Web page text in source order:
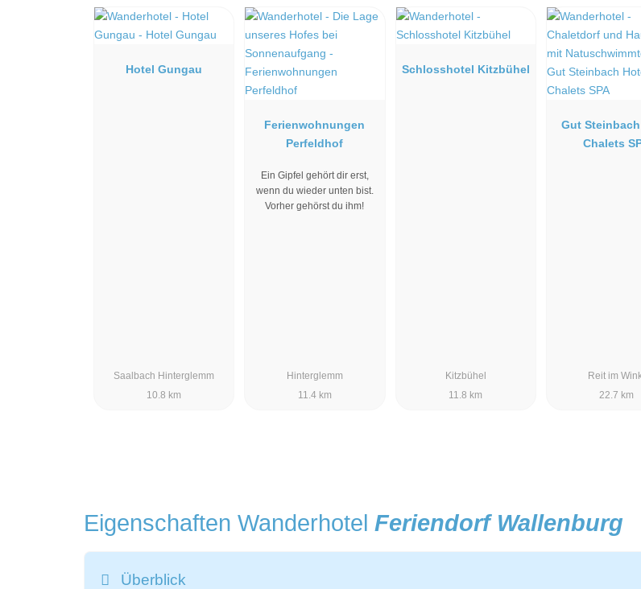
Hotel Gungau
Saalbach Hinterglemm
10.8 km
Ferienwohnungen
Perfeldhof
Ein Gipfel gehört dir erst,
wenn du wieder unten bist.
Vorher gehörst du ihm!
Hinterglemm
11.4 km
Schlosshotel Kitzbühel
Kitzbühel
11.8 km
Gut
Chalets
Reit im
22.7 km
Eigenschaften Wanderhotel Feriendorf Wallenburg
Überblick